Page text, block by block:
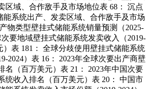
区域、合作敌手及市场地位表 68： 沉点
能系统出产、发卖区域、合作敌手及市场
物类型壁挂式储能系统销量预测（2025-
次要地域壁挂式储能系统发卖收入（2019-
）表 181： 全球分歧使用壁挂式储能系统
2024）表 16： 2023年全球次要出产商壁
名（百万美元）表 21： 2023年中国次要
统收入排名（百万美元）表 20： 中国市